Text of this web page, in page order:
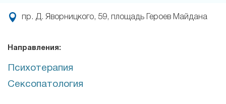
пр. Д. Яворницкого, 59, площадь Героев Майдана
Направления:
Психотерапия
Сексопатология